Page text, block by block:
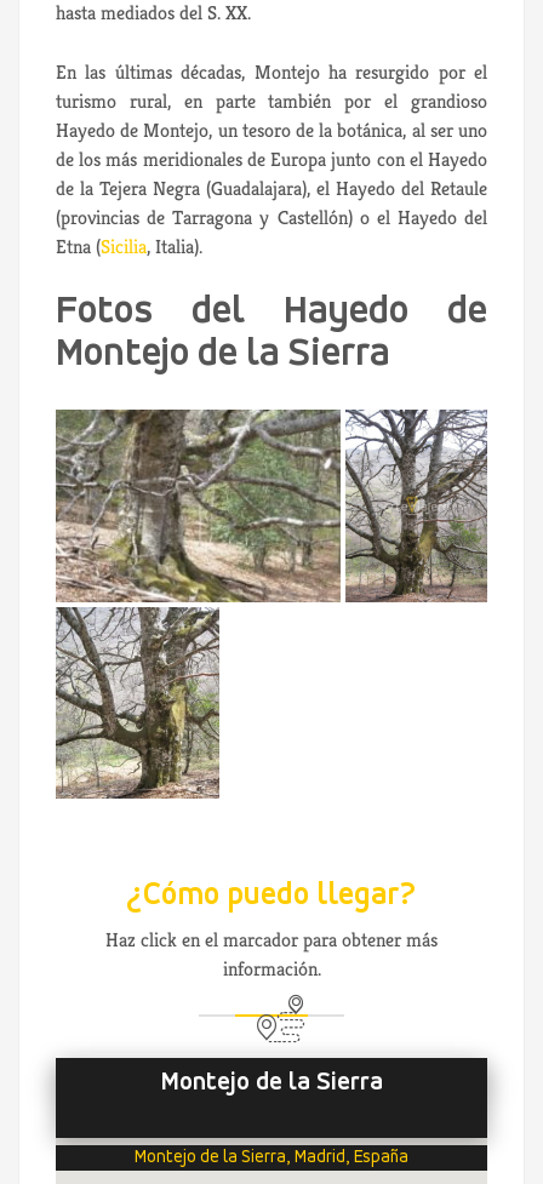
hasta mediados del S. XX.
En las últimas décadas, Montejo ha resurgido por el
turismo rural, en parte también por el grandioso
Hayedo de Montejo, un tesoro de la botánica, al ser uno
de los más meridionales de Europa junto con el Hayedo
de la Tejera Negra (Guadalajara), el Hayedo del Retaule
(provincias de Tarragona y Castellón) o el Hayedo del
Etna (Sicilia, Italia).
Fotos del Hayedo de
Montejo de la Sierra
¿Cómo puedo llegar?
Haz click en el marcador para obtener más
información.
Montejo de la Sierra
Montejo de la Sierra, Madrid, España